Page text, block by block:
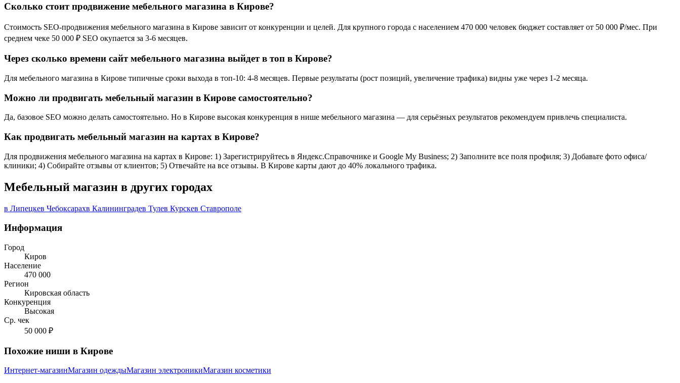
Сколько стоит продвижение мебельного магазина в Кирове?
Стоимость SEO-продвижения мебельного магазина в Кирове зависит от конкуренции и целей. Для крупного города с населением 470 000 человек бюджет составляет от 50 000 ₽/мес. При
среднем чеке 50 000 ₽ SEO окупается за 3-6 месяцев.
Через сколько времени сайт мебельного магазина выйдет в топ в Кирове?
Для мебельного магазина в Кирове типичные сроки выхода в топ-10: 4-8 месяцев. Первые результаты (рост позиций, увеличение трафика) видны уже через 1-2 месяца.
Можно ли продвигать мебельный магазин в Кирове самостоятельно?
Да, базовое SEO можно делать самостоятельно. Но в Кирове высокая конкуренция в нише мебельного магазина — для серьёзных результатов рекомендуем привлечь специалиста.
Как продвигать мебельный магазин на картах в Кирове?
Для продвижения мебельного магазина на картах в Кирове: 1) Зарегистрируйтесь в Яндекс.Справочнике и Google My Business; 2) Заполните все поля профиля; 3) Добавьте фото офиса/
клиники; 4) Собирайте отзывы от клиентов; 5) Отвечайте на все отзывы. В Кирове карты дают до 40% локального трафика.
Мебельный магазин в других городах
в Липецкев Чебоксарахв Калининградев Тулев Курскев Ставрополе
Информация
Город
Киров
Население
470 000
Регион
Кировская область
Конкуренция
Высокая
Ср. чек
50 000 ₽
Похожие ниши в Кирове
Интернет-магазинМагазин одеждыМагазин электроникиМагазин косметики